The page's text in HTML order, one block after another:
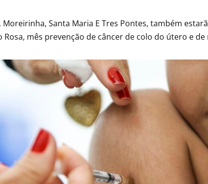
Moreirinha, Santa Maria E Tres Pontes, também
mês prevenção de câncer de colo do útero e de